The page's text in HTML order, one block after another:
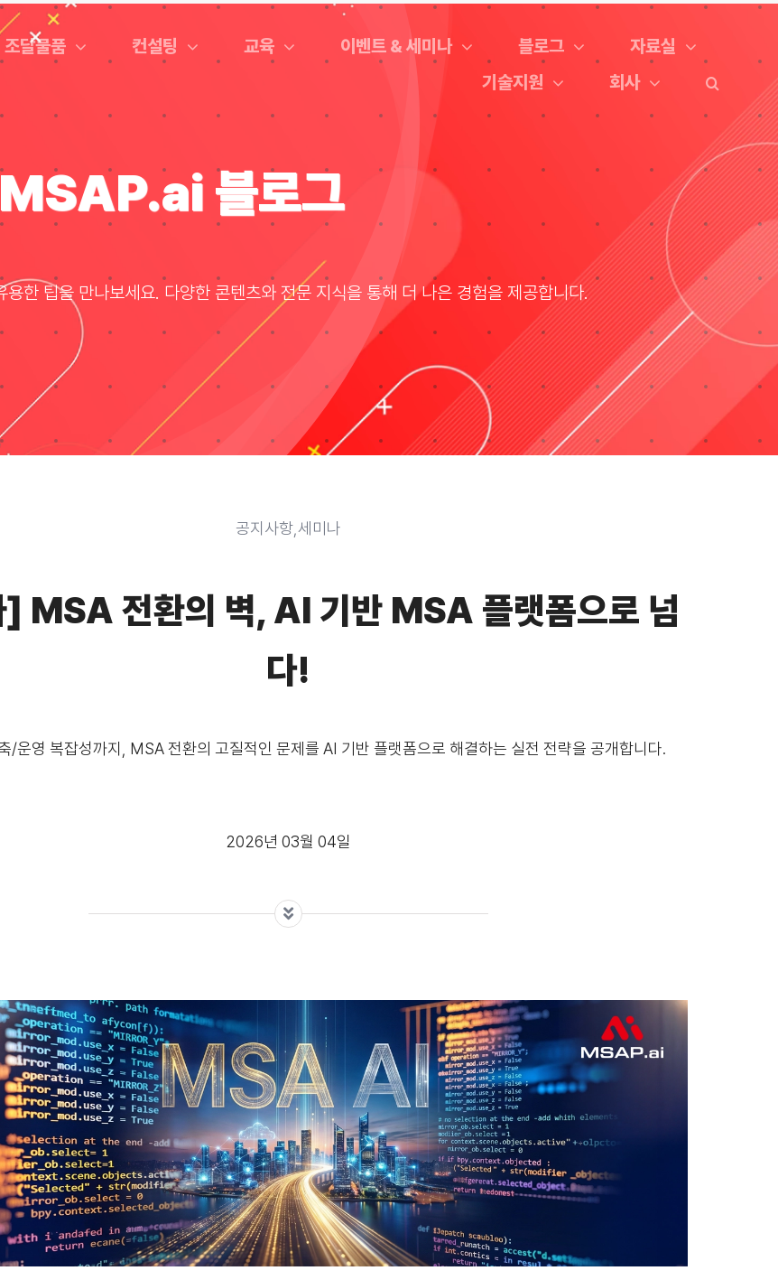
조달물품 컨설팅 교육 이벤트 & 세미나 블로그
자료실
기술지원
회사
MSAP.ai 블로그
한 팁을 만나보세요. 다양한 콘텐츠와 전문 지식을 통해 더 나은 경험을 제공합니다.
공지사항,세미나
MSA 전환의 벽, AI 기반 MSA 플랫폼으로 넘
다!
/운영 복잡성까지, MSA 전환의 고질적인 문제를 AI 기반 플랫폼으로 해결하는 실전 전략을 공개합니다.
2026년 03월 04일